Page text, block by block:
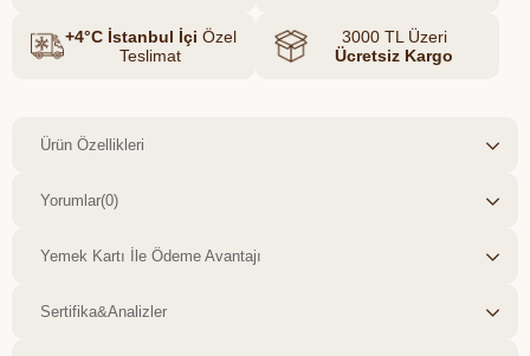
+4°C İstanbul İçi Özel
Teslimat
3000 TL Üzeri
Ücretsiz Kargo
Ürün Özellikleri
Yorumlar(0)
Yemek Kartı İle Ödeme Avantajı
Sertifika&Analizler